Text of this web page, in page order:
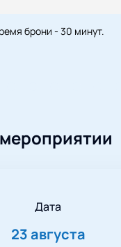
брони - 30 минут.
Дата
23 августа